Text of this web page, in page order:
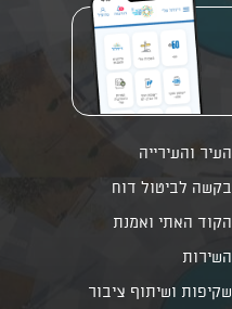
העיר והעירייה
בקשה לביטול דוח
הקוד האתי ואמנת
השירות
שקיפות ושיתוף ציבור